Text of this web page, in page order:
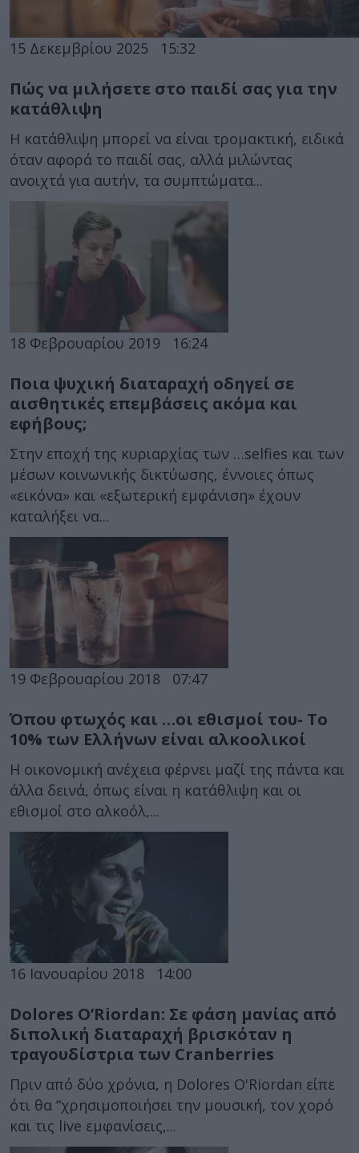
15 Δεκεμβρίου 2025 15:32
Πώς να μιλήσετε στο παιδί σας για την
κατάθλιψη
Η κατάθλιψη μπορεί να είναι τρομακτική, ειδικά
όταν αφορά το παιδί σας, αλλά μιλώντας
ανοιχτά για αυτήν, τα συμπτώματα...
18 Φεβρουαρίου 2019 16:24
Ποια ψυχική διαταραχή οδηγεί σε
αισθητικές επεμβάσεις ακόμα και
εφήβους;
Στην εποχή της κυριαρχίας των …selfies και των
μέσων κοινωνικής δικτύωσης, έννοιες όπως
«εικόνα» και «εξωτερική εμφάνιση» έχουν
καταλήξει να...
19 Φεβρουαρίου 2018 07:47
Όπου φτωχός και …οι εθισμοί του- Το
10% των Ελλήνων είναι αλκοολικοί
Η οικονομική ανέχεια φέρνει μαζί της πάντα και
άλλα δεινά, όπως είναι η κατάθλιψη και οι
εθισμοί στο αλκοόλ,...
16 Ιανουαρίου 2018 14:00
Dolores O’Riordan: Σε φάση μανίας από
διπολική διαταραχή βρισκόταν η
τραγουδίστρια των Cranberries
Πριν από δύο χρόνια, η Dolores O'Riordan είπε
ότι θα “χρησιμοποιήσει την μουσική, τον χορό
και τις live εμφανίσεις,...